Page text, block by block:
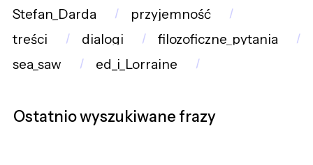
Stefan_Darda
przyjemność
treści
dialogi
filozoficzne_pytania
sea_saw
ed_i_Lorraine
Ostatnio wyszukiwane frazy